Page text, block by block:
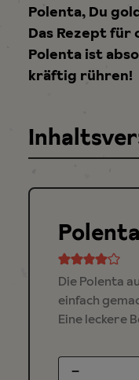
Polenta, Du
Das Rezept
Polenta ist
kräftig rühren!
Die Polenta
einfach
Eine leckere
–